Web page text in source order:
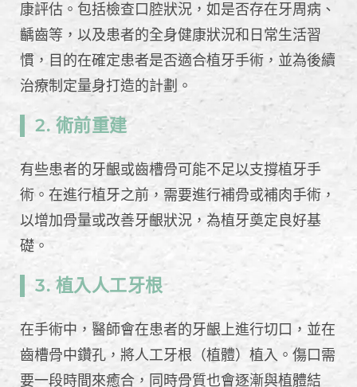
康評估。包括檢查口腔狀況，如是否存在牙周病、
齲齒等，以及患者的全身健康狀況和日常生活習
慣，目的在確定患者是否適合植牙手術，並為後續
治療制定量身打造的計劃。
2. 術前重建
有些患者的牙齦或齒槽骨可能不足以支撐植牙手
術。在進行植牙之前，需要進行補骨或補肉手術，
以增加骨量或改善牙齦狀況，為植牙奠定良好基
礎。
3. 植入人工牙根
在手術中，醫師會在患者的牙齦上進行切口，並在
齒槽骨中鑽孔，將人工牙根（植體）植入。傷口需
要一段時間來癒合，同時骨質也會逐漸與植體結